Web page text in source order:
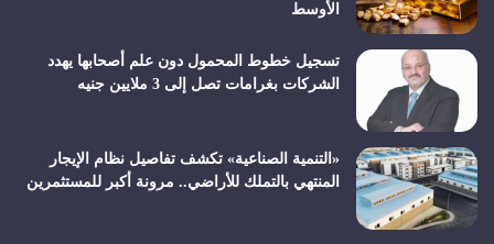
الأوسط
تسجيل خطوط المحمول دون علم أصحابها يهدد
الشركات بغرامات تصل إلى 3 ملايين جنيه
«التنمية الصناعية» تكشف تفاصيل نظام الإيجار
المنتهي بالتملك للأراضي.. مرونة أكبر للمستثمرين